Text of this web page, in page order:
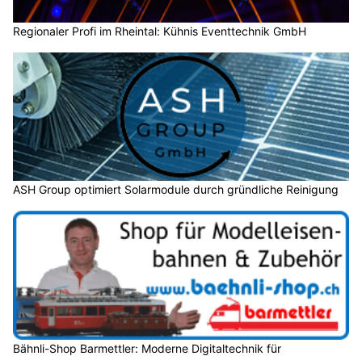
Regionaler Profi im Rheintal: Kühnis Eventtechnik GmbH
ASH Group optimiert Solarmodule durch gründliche Reinigung
Bähnli-Shop Barmettler: Moderne Digitaltechnik für